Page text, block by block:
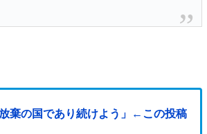
棄の国であり続けよう」←この投稿